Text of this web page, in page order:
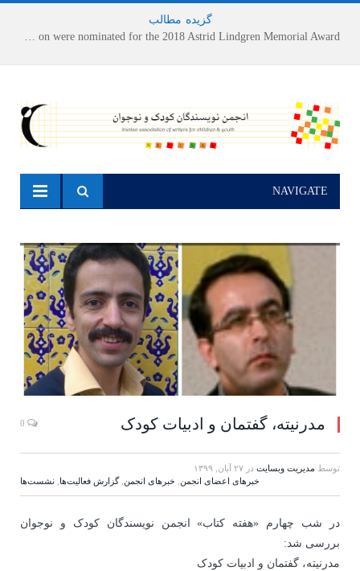
گزیده مطالب
NAVIGATE
مدرنیته، گفتمان و ادبیات کودک
توسط مدیریت وبسایت در ۲۷ آبان, ۱۳۹۹
خبرهای اعضای انجمن, خبرهای انجمن,گزارش فعاليت‌ها, نشست‌ها
در شب چهارم «هفته کتاب» انجمن نویسندگان کودک و نوجوان
بررسی شد:
مدرنیته، گفتمان و ادبیات کودک